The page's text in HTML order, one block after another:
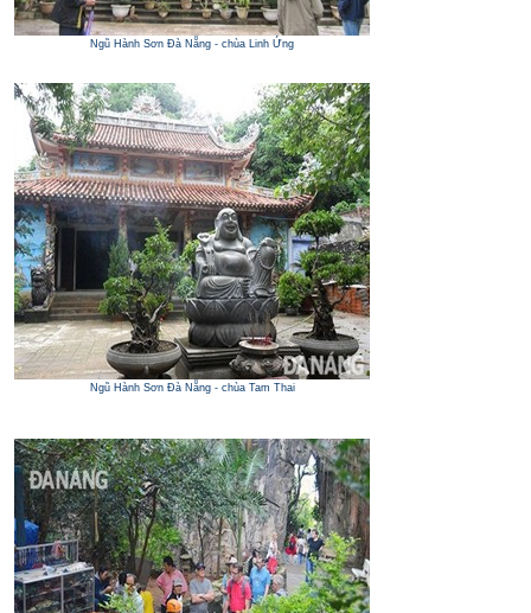
Ngũ Hành Sơn Đà Nẵng - chùa Linh Ứng
Ngũ Hành Sơn Đà Nẵng - chùa Tam Thai